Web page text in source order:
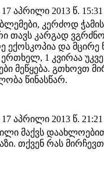
აპრილი 2013 წ. 15:31
კერძოდ ჭამის
თავს კარგად
ექოსკოპია და
1 კვირაა
მეწყება.
წინასწარ.
აპრილი 2013 წ. 21:21
მაქვს
თქვენ რას